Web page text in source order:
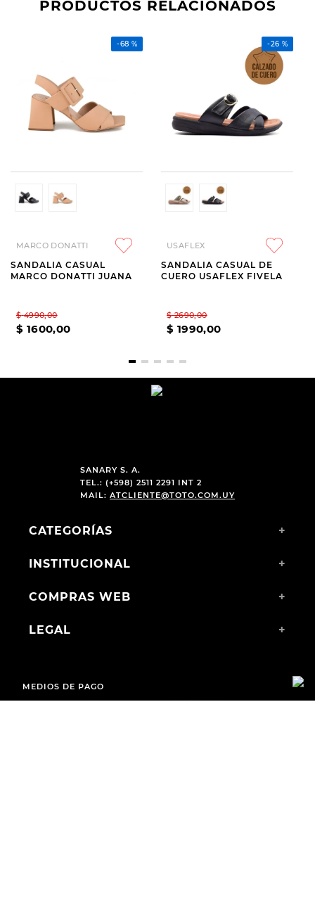
PRODUCTOS RELACIONADOS
-68 %
MARCO DONATTI
SANDALIA CASUAL
MARCO DONATTI JUANA
$ 4990,00
$ 1600,00
-26 %
USAFLEX
SANDALIA CASUAL DE
CUERO USAFLEX FIVELA
$ 2690,00
$ 1990,00
SANARY S. A.
TEL.: (+598) 2511 2291 INT 2
MAIL: ATCLIENTE@TOTO.COM.UY
CATEGORÍAS +
INSTITUCIONAL +
COMPRAS WEB +
LEGAL +
MEDIOS DE PAGO